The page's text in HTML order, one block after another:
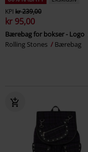
KPI kr 239,00
kr 95,00
Bærebag for bokser - Logo
Rolling Stones
Bærebag